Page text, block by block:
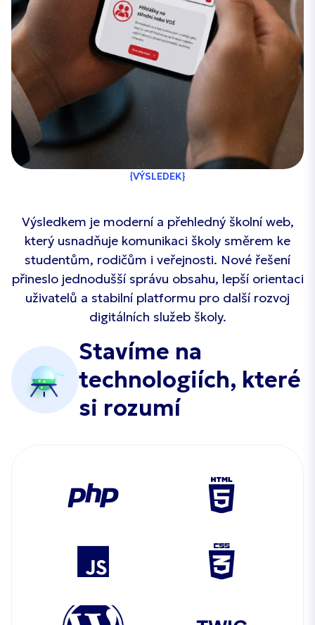
VÝSLEDEK
Výsledkem je moderní a přehledný školní web,
který usnadňuje komunikaci školy směrem ke
studentům, rodičům i veřejnosti. Nové řešení
přineslo jednodušší správu obsahu, lepší orientaci
uživatelů a stabilní platformu pro další rozvoj
digitálních služeb školy.
Stavíme na
technologiích, které
si rozumí